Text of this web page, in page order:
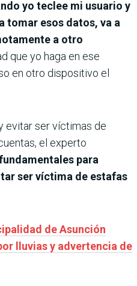
yo teclee mi usuario y
tomar esos datos, va a
a otro
que yo haga en ese
en otro dispositivo el
evitar ser víctimas de
el experto
para
ser víctima de estafas
de Asunción
lluvias y advertencia de